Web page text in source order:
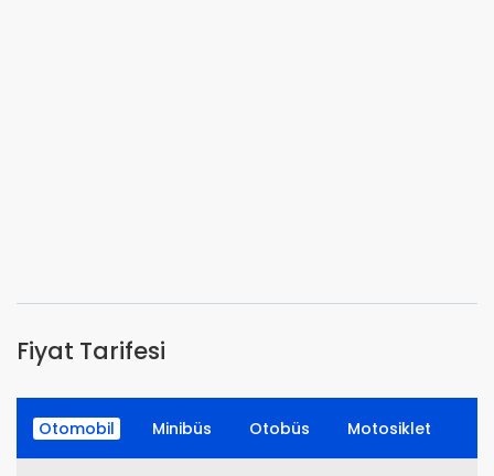
Fiyat Tarifesi
Otomobil Minibüs Otobüs Motosiklet